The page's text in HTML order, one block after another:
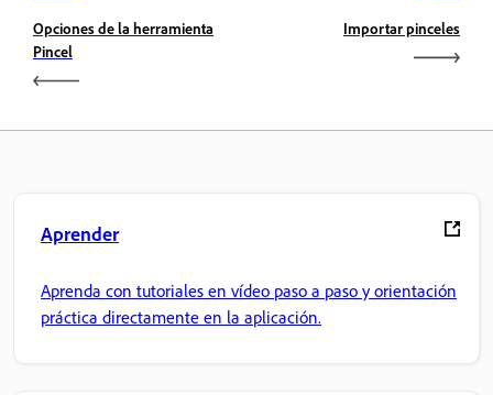
Opciones de la herramienta
Pincel
Importar pinceles
Aprender
Aprenda con tutoriales en vídeo paso a paso y orientación
práctica directamente en la aplicación.